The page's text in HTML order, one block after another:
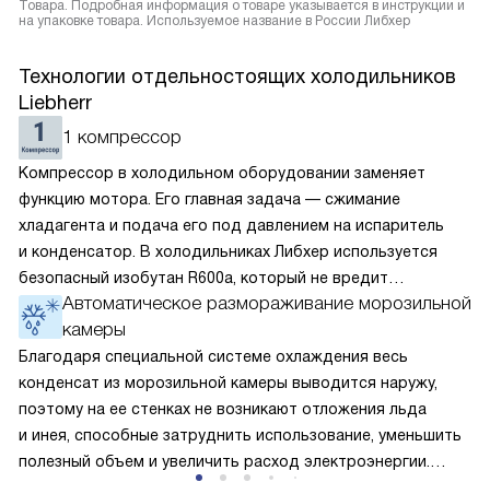
Товара. Подробная информация о товаре указывается в инструкции и
на упаковке товара. Используемое название в России Либхер
Технологии отдельностоящих холодильников
Liebherr
1 компрессор
Компрессор в холодильном оборудовании заменяет
функцию мотора. Его главная задача — сжимание
хладагента и подача его под давлением на испаритель
и конденсатор. В холодильниках Либхер используется
безопасный изобутан R600a, который не вредит
окружающей среде. Компрессор перегоняет его
по охладительному контуру по принципу насоса. Чем
лучше работает «мотор» прибора, тем качественнее
и быстрее происходит охлаждение, затрачивается
меньше электроэнергии.
Автоматическое размораживание морозильной
камеры
Благодаря специальной системе охлаждения весь
конденсат из морозильной камеры выводится наружу,
поэтому на ее стенках не возникают отложения льда
и инея, способные затруднить использование, уменьшить
полезный объем и увеличить расход электроэнергии.